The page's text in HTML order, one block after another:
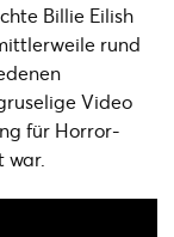
Billie Eilish
rund
Video
für Horror-